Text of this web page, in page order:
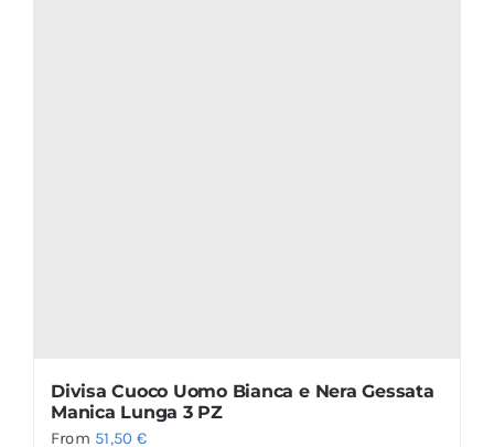
Divisa Cuoco Uomo Bianca e Nera Gessata
Manica Lunga 3 PZ
From 51,50€